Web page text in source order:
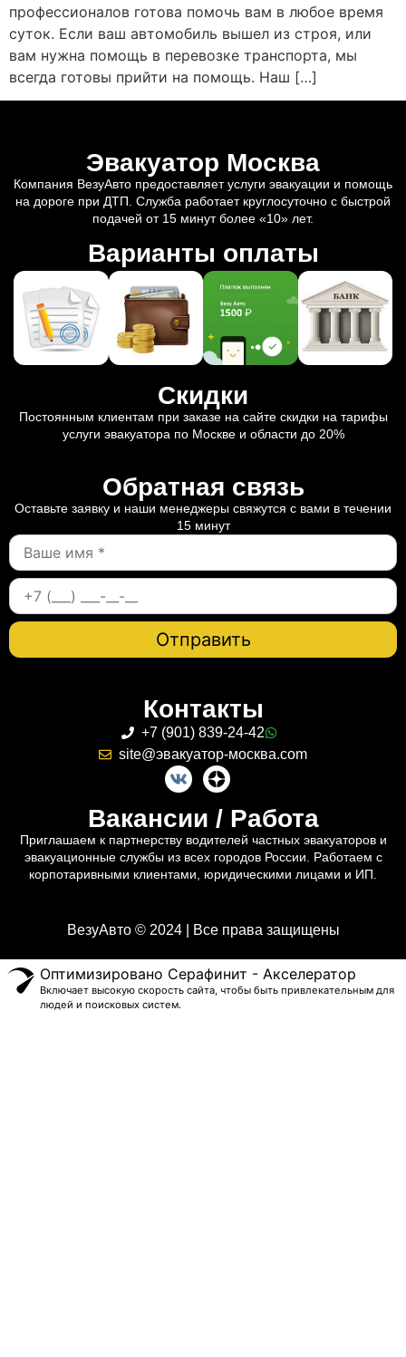
профессионалов готова помочь вам в любое время
суток. Если ваш автомобиль вышел из строя, или
вам нужна помощь в перевозке транспорта, мы
всегда готовы прийти на помощь. Наш […]
Эвакуатор Москва
Компания ВезуАвто предоставляет услуги эвакуации и помощь
на дороге при ДТП. Служба работает круглосуточно с быстрой
подачей от 15 минут более «10» лет.
Варианты оплаты
Скидки
Постоянным клиентам при заказе на сайте скидки на тарифы
услуги эвакуатора по Москве и области до 20%
Обратная связь
Оставьте заявку и наши менеджеры свяжутся с вами в течении
15 минут
Контакты
+7 (901) 839-24-42
site@эвакуатор-москва.com
Вакансии / Работа
Приглашаем к партнерству водителей частных эвакуаторов и
эвакуационные службы из всех городов России. Работаем с
корпотаривными клиентами, юридическими лицами и ИП.
ВезуАвто © 2024 | Все права защищены
Оптимизировано Серафинит - Акселератор
Включает высокую скорость сайта, чтобы быть привлекательным для
людей и поисковых систем.